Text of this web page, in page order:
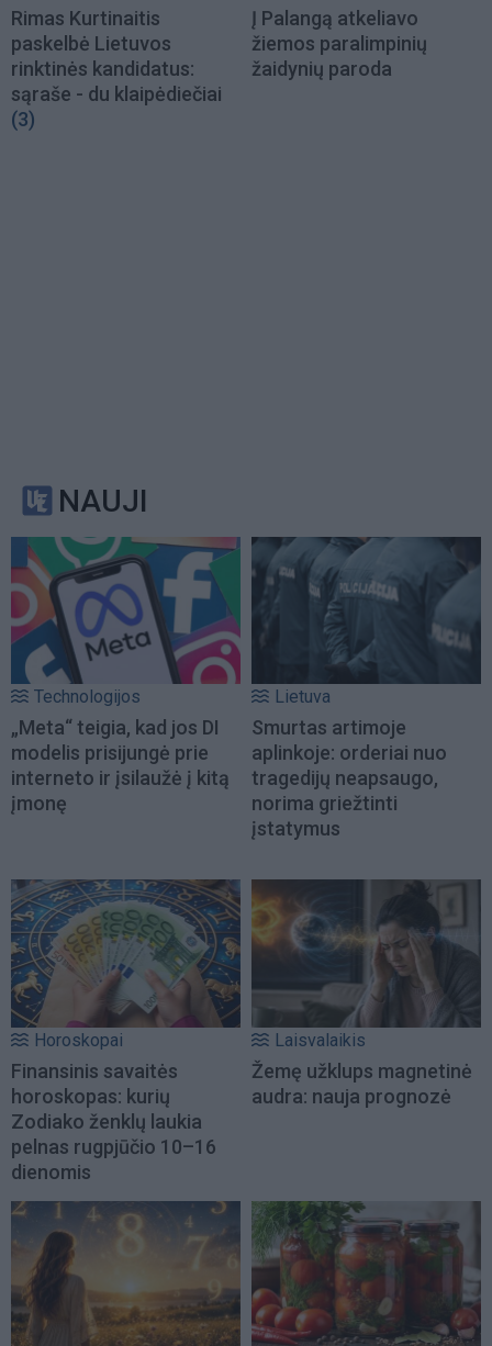
Rimas Kurtinaitis
paskelbė Lietuvos
rinktinės kandidatus:
sąraše - du klaipėdiečiai
(3)
Į Palangą atkeliavo
žiemos paralimpinių
žaidynių paroda
NAUJI
Technologijos
„Meta“ teigia, kad jos DI
modelis prisijungė prie
interneto ir įsilaužė į kitą
įmonę
Lietuva
Smurtas artimoje
aplinkoje: orderiai nuo
tragedijų neapsaugo,
norima griežtinti
įstatymus
Horoskopai
Finansinis savaitės
horoskopas: kurių
Zodiako ženklų laukia
pelnas rugpjūčio 10–16
dienomis
Laisvalaikis
Žemę užklups magnetinė
audra: nauja prognozė